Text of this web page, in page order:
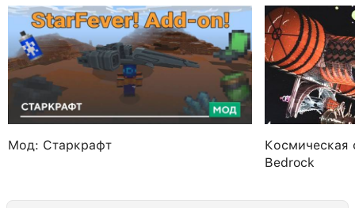
Мод: Старкрафт
Космическая
Bedrock